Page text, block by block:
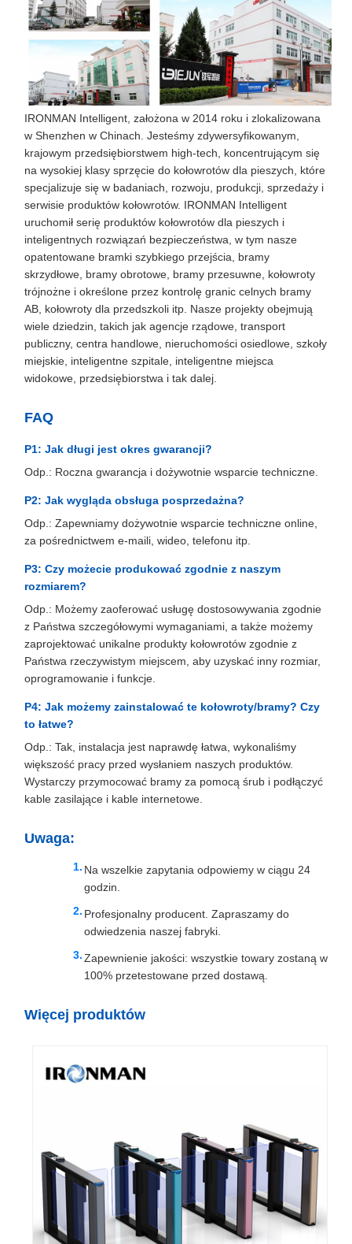
IRONMAN Intelligent, założona w 2014 roku i zlokalizowana
w Shenzhen w Chinach. Jesteśmy zdywersyfikowanym,
krajowym przedsiębiorstwem high-tech, koncentrującym się
na wysokiej klasy sprzęcie do kołowrotów dla pieszych, które
specjalizuje się w badaniach, rozwoju, produkcji, sprzedaży i
serwisie produktów kołowrotów. IRONMAN Intelligent
uruchomił serię produktów kołowrotów dla pieszych i
inteligentnych rozwiązań bezpieczeństwa, w tym nasze
opatentowane bramki szybkiego przejścia, bramy
skrzydłowe, bramy obrotowe, bramy przesuwne, kołowroty
trójnożne i określone przez kontrolę granic celnych bramy
AB, kołowroty dla przedszkoli itp. Nasze projekty obejmują
wiele dziedzin, takich jak agencje rządowe, transport
publiczny, centra handlowe, nieruchomości osiedlowe, szkoły
miejskie, inteligentne szpitale, inteligentne miejsca
widokowe, przedsiębiorstwa i tak dalej.
FAQ
P1: Jak długi jest okres gwarancji?
Odp.: Roczna gwarancja i dożywotnie wsparcie techniczne.
P2: Jak wygląda obsługa posprzedażna?
Odp.: Zapewniamy dożywotnie wsparcie techniczne online,
za pośrednictwem e-maili, wideo, telefonu itp.
P3: Czy możecie produkować zgodnie z naszym
rozmiarem?
Odp.: Możemy zaoferować usługę dostosowywania zgodnie
z Państwa szczegółowymi wymaganiami, a także możemy
zaprojektować unikalne produkty kołowrotów zgodnie z
Państwa rzeczywistym miejscem, aby uzyskać inny rozmiar,
oprogramowanie i funkcje.
P4: Jak możemy zainstalować te kołowroty/bramy? Czy
to łatwe?
Odp.: Tak, instalacja jest naprawdę łatwa, wykonaliśmy
większość pracy przed wysłaniem naszych produktów.
Wystarczy przymocować bramy za pomocą śrub i podłączyć
kable zasilające i kable internetowe.
Uwaga:
Na wszelkie zapytania odpowiemy w ciągu 24
godzin.
Profesjonalny producent. Zapraszamy do
odwiedzenia naszej fabryki.
Zapewnienie jakości: wszystkie towary zostaną w
100% przetestowane przed dostawą.
Więcej produktów